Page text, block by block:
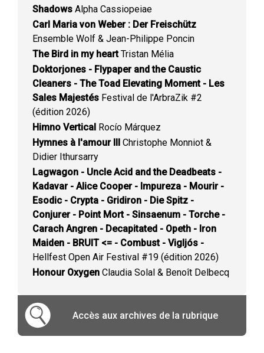
Shadows Alpha Cassiopeiae
Carl Maria von Weber : Der Freischütz
Ensemble Wolf & Jean-Philippe Poncin
The Bird in my heartTristan Mélia
Doktorjones - Flypaper and the Caustic
Cleaners - The Toad Elevating Moment - Les
Sales Majestés Festival de l'ArbraZik #2
(édition 2026)
Himno Vertical Rocío Márquez
Hymnes à l'amour III Christophe Monniot &
Didier Ithursarry
Lagwagon - Uncle Acid and the Deadbeats -
Kadavar - Alice Cooper - Impureza - Mourir -
Esodic - Crypta - Gridiron - Die Spitz -
Conjurer - Point Mort - Sinsaenum - Torche -
Carach Angren - Decapitated - Opeth - Iron
Maiden - BRUIT <= - Combust - Vigljós -
Hellfest Open Air Festival #19 (édition 2026)
Honour Oxygen Claudia Solal & Benoît Delbecq
Accès aux archives de la rubrique